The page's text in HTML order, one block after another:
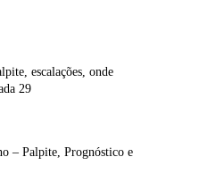
escalações, onde
29
– Palpite, Prognóstico e